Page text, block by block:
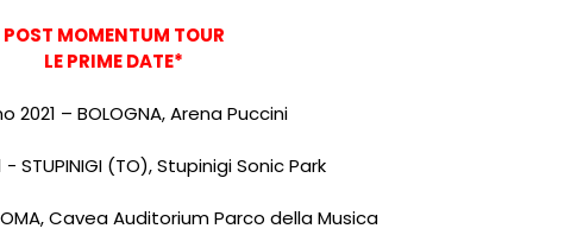
POST MOMENTUM TOUR
LE PRIME DATE*
2021 – BOLOGNA, Arena Puccini
- STUPINIGI (TO), Stupinigi Sonic Park
Cavea Auditorium Parco della Musica